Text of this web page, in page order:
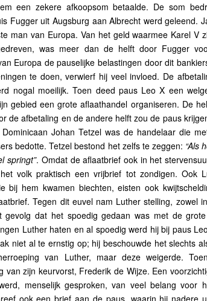
een zekere afkoopsom betaalde. De som
Fugger uit Augsburg aan Albrecht werd geleend.
man van Europa. Van het geld waarmee Karel V
was meer dan de helft door Fugger
Europa de pauselijke belastingen door dit
te doen, verwierf hij veel invloed. De
nogal moeilijk. Toen deed paus Leo X een
gebied een grote aflaathandel organiseren. De
de afbetaling en de andere helft zou de paus
Johan Tetzel was de handelaar die
bedotte. Tetzel bestond het zelfs te zeggen: “Als
springt”. Omdat de aflaatbrief ook in het
volk praktisch een vrijbrief tot zondigen. Ook
bij hem kwamen biechten, eisten ook
Tegen dit euvel nam Luther stelling, zowel
gevolg dat het spoedig gedaan was met de
Luther haten en al spoedig werd hij bij paus
niet al te ernstig op; hij beschouwde het slechts
van Luther, maar deze weigerde.
van zijn keurvorst, Frederik de Wijze. Een
menselijk gesproken, van veel belang voor
ook een brief aan de paus, waarin hij nadere